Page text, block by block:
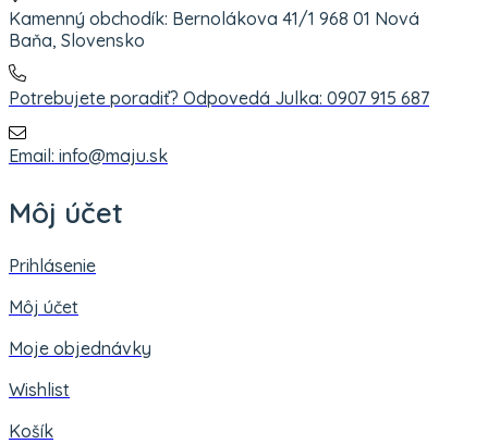
Kamenný obchodík: Bernolákova 41/1 968 01 Nová
Baňa, Slovensko
Potrebujete poradiť? Odpovedá Julka: 0907 915 687
Email: info@maju.sk
Môj účet
Prihlásenie
Môj účet
Moje objednávky
Wishlist
Košík